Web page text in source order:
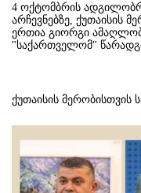
4 ოქტომბრის
არჩევნებზე, ქუთაისის
ერთია გიორგი
"საქართველომ"
ქუთაისის მერობისთვის